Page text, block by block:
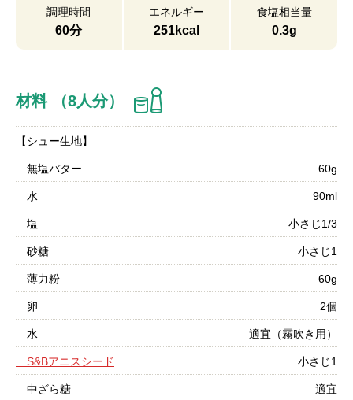
調理時間
60分
エネルギー
251kcal
食塩相当量
0.3g
材料 （8人分）
【シュー生地】
無塩バター 60g
水 90ml
塩 小さじ1/3
砂糖 小さじ1
薄力粉 60g
卵 2個
水 適宜（霧吹き用）
S&Bアニスシード 小さじ1
中ざら糖 適宜